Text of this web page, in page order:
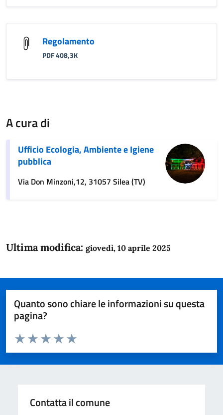
Regolamento
PDF 408,3K
A cura di
Ufficio Ecologia, Ambiente e Igiene
pubblica
Via Don Minzoni,12, 31057 Silea (TV)
Ultima modifica: giovedì, 10 aprile 2025
Quanto sono chiare le informazioni su questa
pagina?
Domanda
Valuta da 1 a 5 stelle la pagina
Valuta 5 stelle su 5
Valuta 4 stelle su 5
Valuta 3 stelle su 5
Valuta 2 stelle su 5
Valuta 1 stelle su 5
Contatta il comune